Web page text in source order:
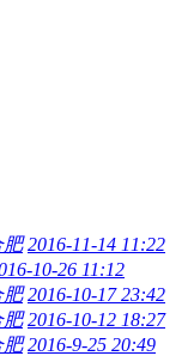
肥 2016-11-14 11:22
10-26 11:12
肥 2016-10-17 23:42
肥 2016-10-12 18:27
肥 2016-9-25 20:49